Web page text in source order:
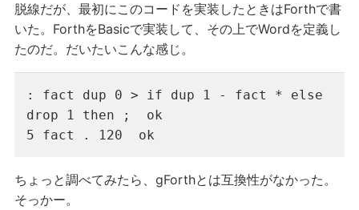
脱線だが、最初にこのコードを実装したときはForthで書
いた。ForthをBasicで実装して、その上でWordを定義し
たのだ。だいたいこんな感じ。
: fact dup 0 > if dup 1 - fact * else
drop 1 then ;  ok
5 fact . 120  ok
ちょっと調べてみたら、gForthとは互換性がなかった。
そっかー。